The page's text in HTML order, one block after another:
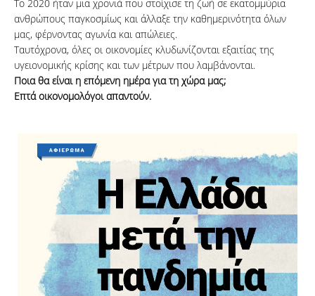
Το 2020 ήταν μια χρονιά που στοίχισε τη ζωή σε εκατομμύρια
ανθρώπους παγκοσμίως και άλλαξε την καθημερινότητα όλων
μας, φέρνοντας αγωνία και απώλειες.
Ταυτόχρονα, όλες οι οικονομίες κλυδωνίζονται εξαιτίας της
υγειονομικής κρίσης και των μέτρων που λαμβάνονται.
Ποια θα είναι η επόμενη ημέρα για τη χώρα μας;
Επτά οικονομολόγοι απαντούν.